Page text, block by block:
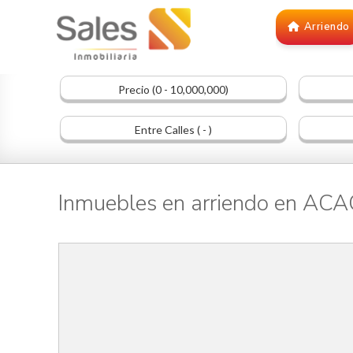
Arriendo
Precio (0 - 10,000,000)
Entre Calles ( - )
Inmuebles en arriendo en